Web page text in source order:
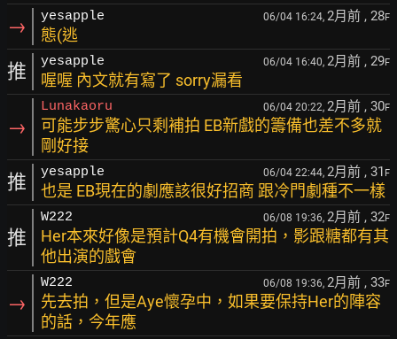
→ yesapple 06/04 16:24, 2月前 , 28F
態(逃
推 yesapple 06/04 16:40, 2月前 , 29F
喔喔 內文就有寫了 sorry漏看
→
Lunakaoru 06/04 20:22, 2月前 , 30F
可能步步驚心只剩補拍 EB新戲的籌備也差不多就
剛好接
推 yesapple 06/04 22:44, 2月前 , 31 F
也是 EB現在的劇應該很好招商 跟冷門劇種不一樣
推
W222 06/08 19:36, 2月前 , 32F
Her本來好像是預計Q4有機會開拍，影跟糖都有其
他出演的戲會
→
W222 06/08 19:36, 2月前 , 33F
先去拍，但是Aye懷孕中，如果要保持Her的陣容
的話，今年應